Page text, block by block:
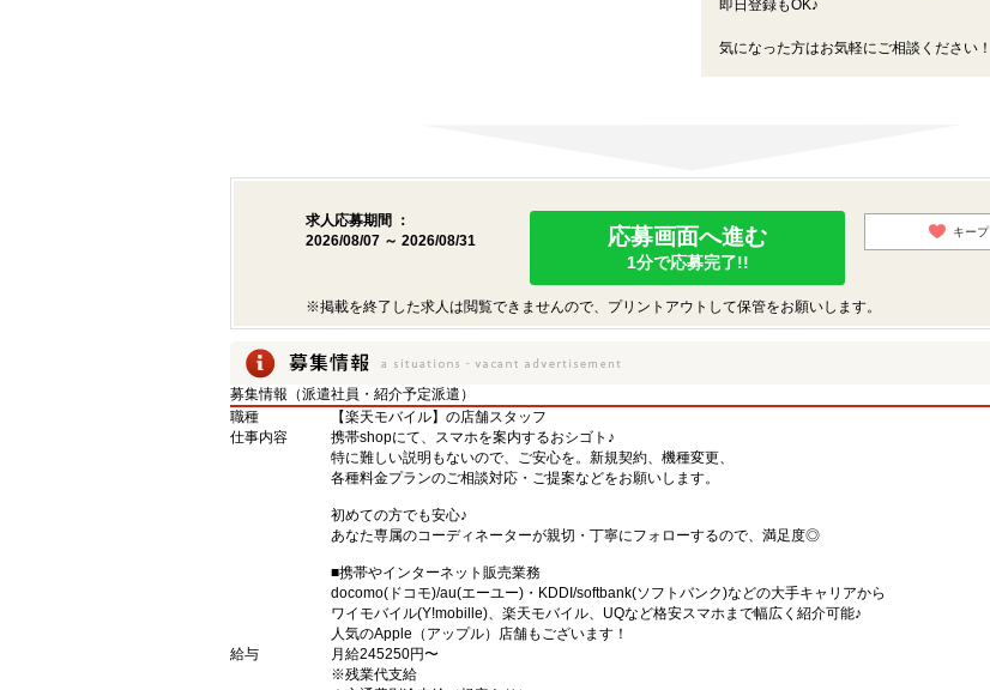
即日登録もOK♪
気になった方はお気軽にご相談ください！
求人応募期間 ：
2026/08/07 ～ 2026/08/31
応募画面へ進む
1分で応募完了!!
キープ
※掲載を終了した求人は閲覧できませんので、プリントアウトして保管をお願いします。
募集情報（派遣社員・紹介予定派遣）
職種
【楽天モバイル】の店舗スタッフ
仕事内容
携帯shopにて、スマホを案内するおシゴト♪
特に難しい説明もないので、ご安心を。新規契約、機種変更、
各種料金プランのご相談対応・ご提案などをお願いします。
初めての方でも安心♪
あなた専属のコーディネーターが親切・丁寧にフォローするので、満足度◎
■携帯やインターネット販売業務
docomo(ドコモ)/au(エーユー)・KDDI/softbank(ソフトバンク)などの大手キャリアから
ワイモバイル(Y!mobille)、楽天モバイル、UQなど格安スマホまで幅広く紹介可能♪
人気のApple（アップル）店舗もございます！
給与
月給245250円〜
※残業代支給